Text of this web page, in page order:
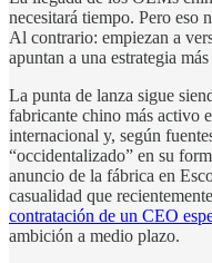
necesitará tiempo. Pero eso
Al contrario: empiezan a
apuntan a una estrategia
La punta de lanza sigue
fabricante chino más activo
internacional y, según
“occidentalizado” en su
anuncio de la fábrica en
casualidad que
contratación de un CEO
ambición a medio plazo.